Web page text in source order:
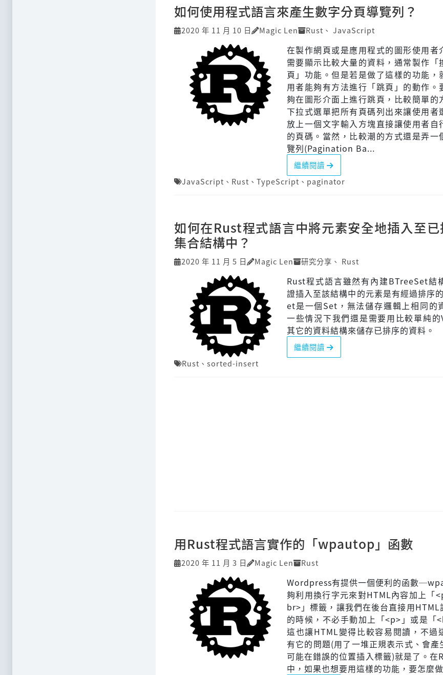
如何使用程式語言來產生數字分頁導覽列？
2020 年 11 月 10 日 Magic Len Rust 、 JavaScript
在製作網頁或是應用程式的圖形使用者
需要顯示比較大量的資料，通常製作「
頁」功能。但是若是做了這樣的功能，
用者能夠有方法進行「跳頁」的動作。
夠在圖形介面上進行跳頁，比較簡單的
下拉式選單把所有頁碼列出來讓使用者
放上一個文字輸入方塊直接讓使用者自
的頁碼。當然，比較潮的方式還是弄一
覽列(Pagination Ba...
繼續閱讀
JavaScript 、 Rust 、 TypeScript 、 paginator
如何在Rust程式語言中將元素安全地插入至已
集合結構中？
2020 年 11 月 5 日 Magic Len 研究分享 、 Rust
Rust程式語言雖然有內建BTreeSet結
證插入至該結構中的元素是有經過排序
et是一個Set，無法儲存邏輯上相同的
一些情況下我們還是需要用比較單純的
其它的資料結構來儲存已排序的資料。
繼續閱讀
Rust 、 sorted-insert
用Rust程式語言實作的「wpautop」函數
2020 年 11 月 3 日 Magic Len Rust
Wordpress有提供一個便利的函數
夠利用換行字元來對HTML內容加上「
br>」標籤，讓我們在後台直接用HTML
的時候，不必手動加上「<p>」或是「
這也讓HTML變得比較容易閱讀，不過
有它的問題(用了一堆正規表示式、會產
可能在錯誤的位置插入標籤)就是了。在
中，如果也想要用這樣的功能，要怎麼